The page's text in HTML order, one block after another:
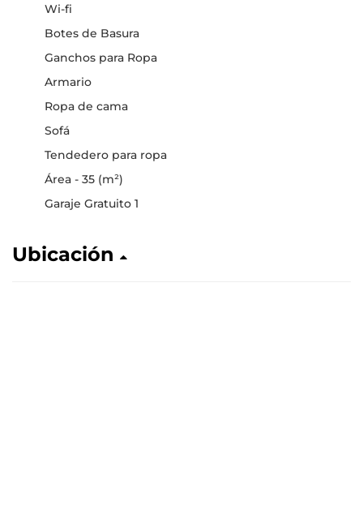
Wi-fi
Botes de Basura
Ganchos para Ropa
Armario
Ropa de cama
Sofá
Tendedero para ropa
Área - 35 (m²)
Garaje Gratuito 1
Ubicación